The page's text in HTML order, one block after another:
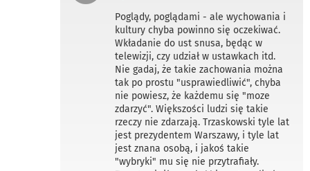
Poglądy, poglądami - ale wychowania i
kultury chyba powinno się oczekiwać.
Wkładanie do ust snusa, będąc w
telewizji, czy udział w ustawkach itd.
Nie gadaj, że takie zachowania można
tak po prostu "usprawiedliwić", chyba
nie powiesz, że każdemu się "moze
zdarzyć". Większości ludzi się takie
rzeczy nie zdarzają. Trzaskowski tyle lat
jest prezydentem Warszawy, i tyle lat
jest znana osobą, i jakoś takie
"wybryki" mu się nie przytrafiały.